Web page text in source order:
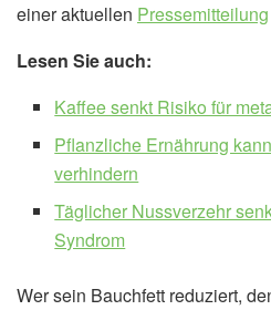
einer aktuellen Pressemitteilung
Lesen Sie auch:
Kaffee senkt Risiko für
Pflanzliche Ernährung
verhindern
Täglicher Nussverzehr
Syndrom
Wer sein Bauchfett reduziert,